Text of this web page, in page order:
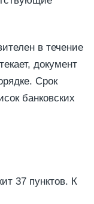
в течение
документ
Срок
банковских
37 пунктов. К